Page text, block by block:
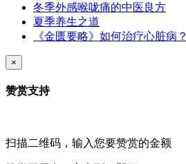
冬季外感喉咙痛的中医良方
夏季养生之道
《金匮要略》如何治疗心脏病？
×
赞赏支持
扫描二维码，输入您要赞赏的金额